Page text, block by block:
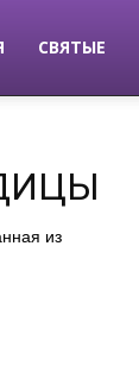
СВЯТЫЕ
из